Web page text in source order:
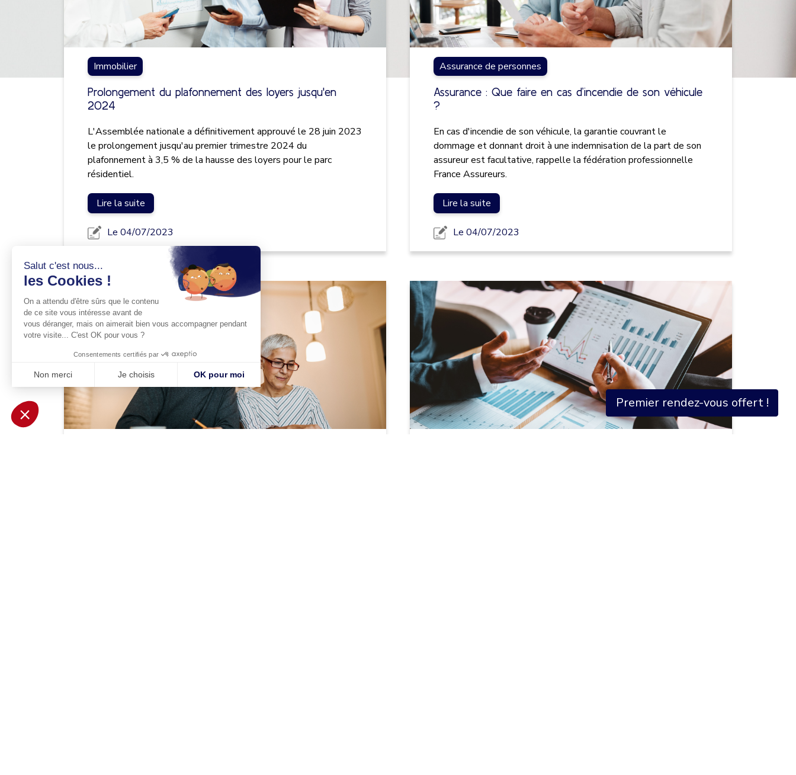
Salut c'est nous...
les Cookies !
On a attendu d'être sûrs que le contenu
de ce site vous intéresse avant de
vous déranger, mais on aimerait bien vous accompagner pendant
votre visite... C'est OK pour vous ?
Consentements certifiés par
Non merci Je choisis OK pour moi
Axeptio consent
Plateforme de Gestion du Consentement : Personnalisez vos Options
Notre plateforme vous permet d'adapter et de gérer vos paramètres de confidentialité, en garantissant la conformité avec les réglementations. Personnalisez vos préférences pour
Immobilier
Prolongement du plafonnement des loyers jusqu'en
2024
L'Assemblée nationale a définitivement approuvé le 28 juin 2023
le prolongement jusqu'au premier trimestre 2024 du
plafonnement à 3,5 % de la hausse des loyers pour le parc
résidentiel.
Lire la suite
Le 04/07/2023
Assurance de personnes
Assurance : Que faire en cas d’incendie de son véhicule
?
En cas d'incendie de son véhicule, la garantie couvrant le
dommage et donnant droit à une indemnisation de la part de son
assureur est facultative, rappelle la fédération professionnelle
France Assureurs.
Lire la suite
Le 04/07/2023
Premier rendez-vous offert !